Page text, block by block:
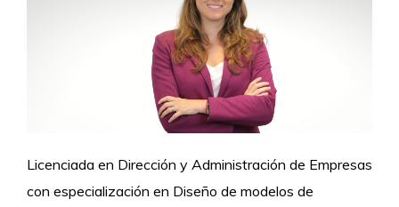
Licenciada en Dirección y Administración de Empresas
con especialización en Diseño de modelos de